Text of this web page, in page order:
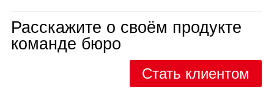
Стать клиентом
Расскажите о своём продукте
команде бюро